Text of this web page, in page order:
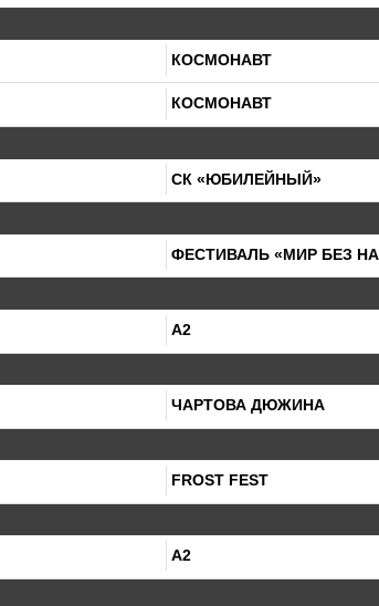
КОСМОНАВТ
КОСМОНАВТ
СК «ЮБИЛЕЙНЫЙ»
ФЕСТИВАЛЬ «МИР БЕЗ
А2
ЧАРТОВА ДЮЖИНА
FROST FEST
А2